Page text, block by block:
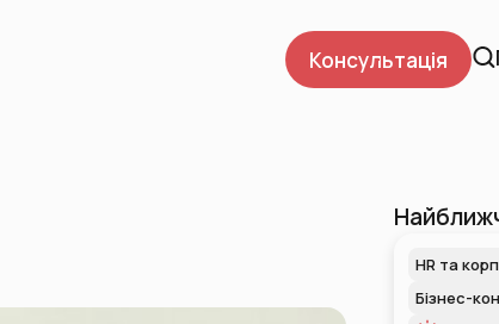
Консультація
HR та
Бізнес-